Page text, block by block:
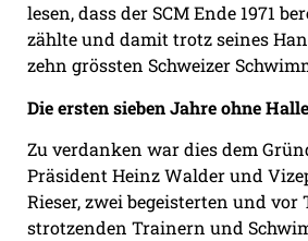
lesen, dass der SCM Ende 1971
zählte und damit trotz seines
zehn grössten Schweizer
Die ersten sieben Jahre ohne
Zu verdanken war dies dem
Präsident Heinz Walder und
Rieser, zwei begeisterten und vor
strotzenden Trainern und